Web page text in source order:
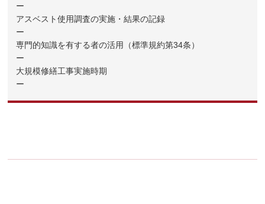
ー
アスベスト使用調査の実施・結果の記録
ー
専門的知識を有する者の活用（標準規約第34条）
ー
大規模修繕工事実施時期
ー